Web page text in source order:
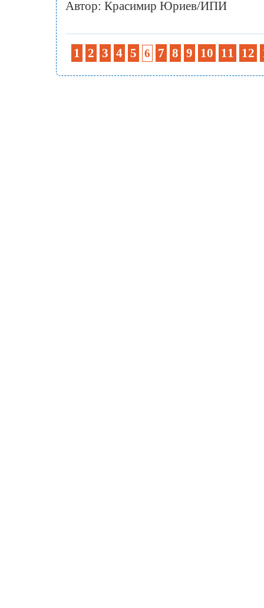
Автор: Красимир Юриев/ИПИ
1 2 3 4 5 6 7 8 9 10 11 12